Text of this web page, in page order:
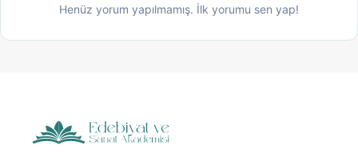
Henüz yorum yapılmamış. İlk yorumu sen yap!